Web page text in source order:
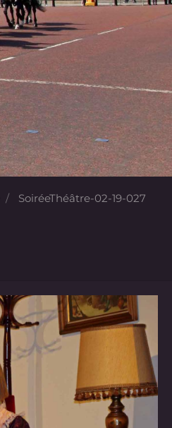
SoiréeThéâtre-02-19-027